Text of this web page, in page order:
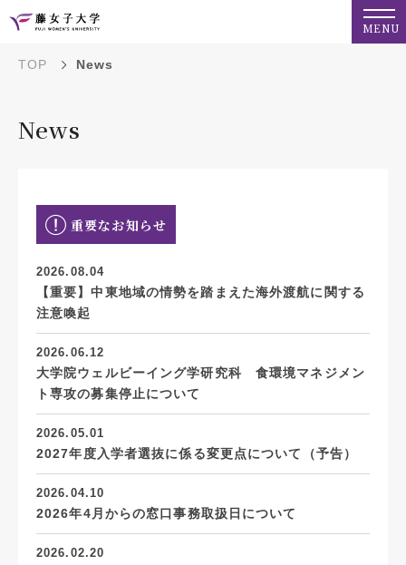
MENU
TOP News
News
重要なお知らせ
2026.08.04
【重要】中東地域の情勢を踏まえた海外渡航に関する
注意喚起
2026.06.12
大学院ウェルビーイング学研究科 食環境マネジメン
ト専攻の募集停止について
2026.05.01
2027年度入学者選抜に係る変更点について（予告）
2026.04.10
2026年4月からの窓口事務取扱日について
2026.02.20